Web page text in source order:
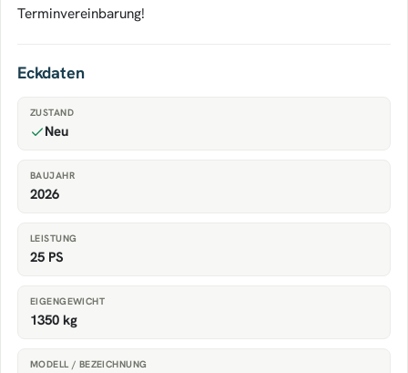
Terminvereinbarung!
Eckdaten
ZUSTAND
Neu
BAUJAHR
2026
LEISTUNG
25 PS
EIGENGEWICHT
1350 kg
MODELL / BEZEICHNUNG